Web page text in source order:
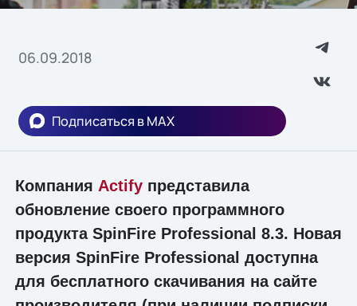
06.09.2018
Подписаться в MAX
Компания Actifyпредставила
обновление своего программного
продукта SpinFire Professional 8.3. Новая
версия SpinFire Professional доступна
для бесплатного скачивания на сайте